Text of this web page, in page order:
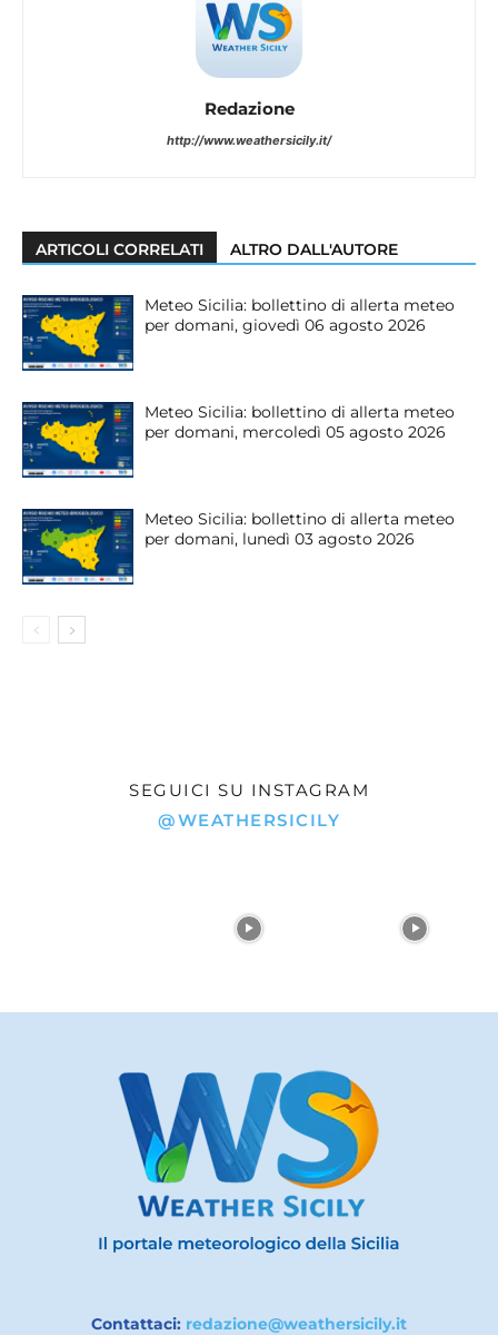
Redazione
http://www.weathersicily.it/
ARTICOLI CORRELATI ALTRO DALL'AUTORE
Meteo Sicilia: bollettino di allerta meteo
per domani, giovedì 06 agosto 2026
Meteo Sicilia: bollettino di allerta meteo
per domani, mercoledì 05 agosto 2026
Meteo Sicilia: bollettino di allerta meteo
per domani, lunedì 03 agosto 2026
SEGUICI SU INSTAGRAM
@WEATHERSICILY
Contattaci: redazione@weathersicily.it